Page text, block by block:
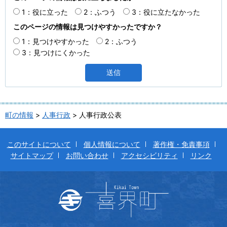
1：役に立った
2：ふつう
3：役に立たなかった
このページの情報は見つけやすかったですか？
1：見つけやすかった
2：ふつう
3：見つけにくかった
町の情報 > 人事行政 > 人事行政公表
このサイトについて 個人情報について
著作権・免責事項
サイトマップ
お問い合わせ アクセシビリティ リンク